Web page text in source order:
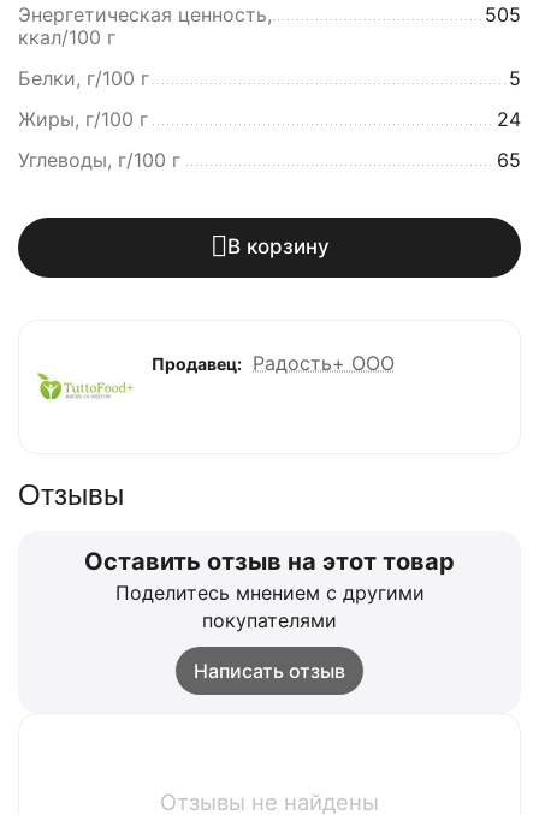
Энергетическая ценность,
ккал/100 г
505
Белки, г/100 г
5
Жиры, г/100 г
24
Углеводы, г/100 г
65
В корзину
Продавец: Радость+ ООО
Отзывы
Оставить отзыв на этот товар
Поделитесь мнением с другими
покупателями
Написать отзыв
Отзывы не найдены